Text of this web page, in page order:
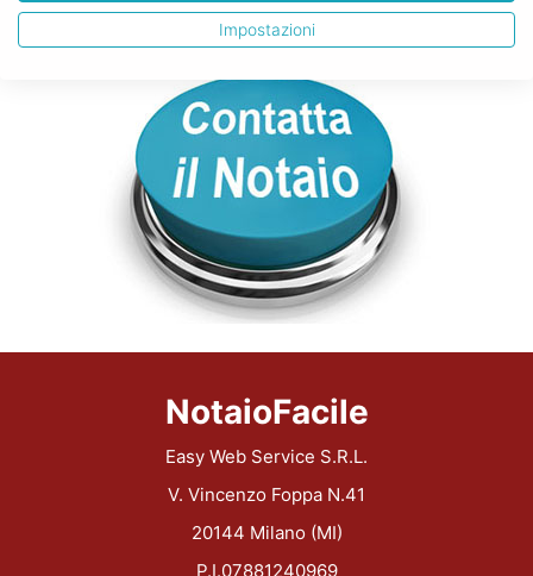
NotaioFacile
Easy Web Service S.R.L.
V. Vincenzo Foppa N.41
20144 Milano (MI)
P.I.07881240969
Impostazioni